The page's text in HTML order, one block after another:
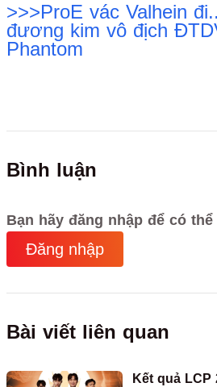
>>>ProE vác Valhein
đương kim vô địch
Phantom
Bình luận
Bạn hãy đăng nhập để có
Đăng nhập
Bài viết liên quan
Kết quả LCP